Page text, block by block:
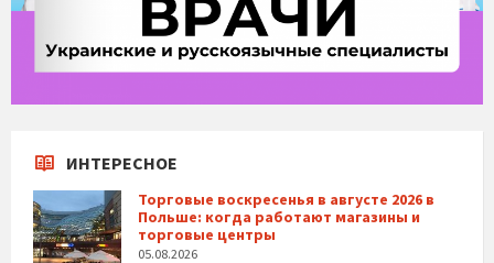
ИНТЕРЕСНОЕ
Торговые воскресенья в августе 2026 в
Польше: когда работают магазины и
торговые центры
05.08.2026